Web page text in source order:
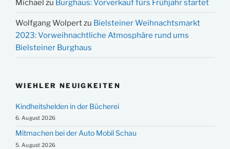
Michael zu Burghaus: Vorverkauf fürs Frühjahr startet
Wolfgang Wolpertzu Bielsteiner Weihnachtsmarkt
2023: Vorweihnachtliche Atmosphäre rund ums
Bielsteiner Burghaus
WIEHLER NEUIGKEITEN
Kindheitshelden in der Bücherei
6. August 2026
Mitmachen bei der Auto Mobil Schau
5. August 2026